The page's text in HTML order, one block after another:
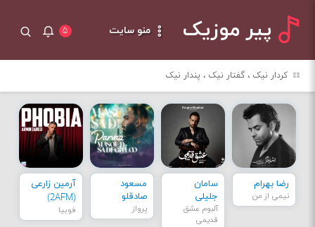
پیر موزیک منو سایت ۵
کردار نیک ، گفتار نیک ، پندار نیک
رضا بهرام
نیمی از من
سامان
جلیلی
آلبوم عشق
قدیمی
مسعود
صادقلو
پرواز
آرمین زارعی
(2AFM)
فوبیا